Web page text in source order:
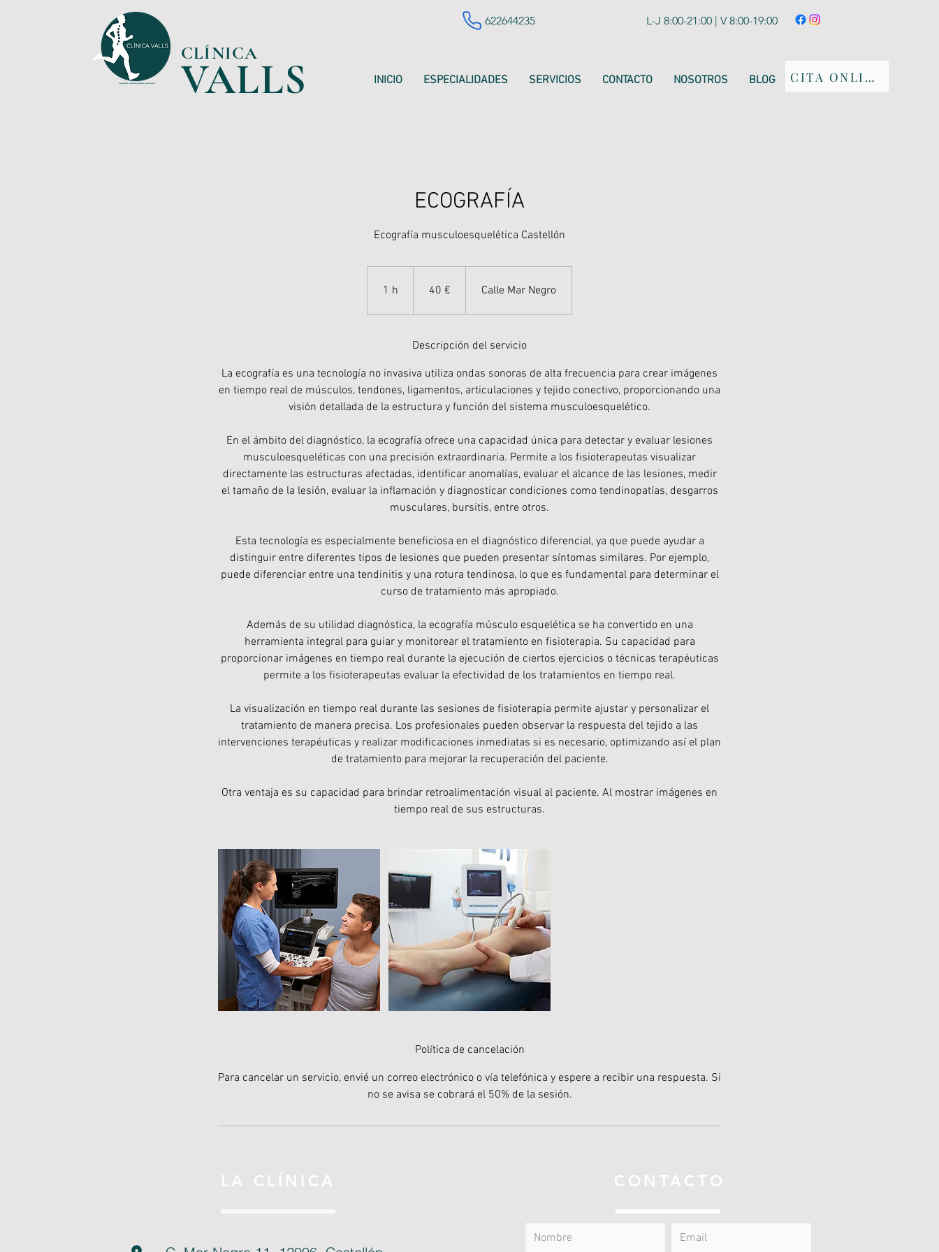
622644235 L-J 8:00-21:00 | V 8:00-19:00
CLÍNICA
VALLS INICIO ESPECIALIDADES SERVICIOS CONTACTO NOSOTROS BLOG CITA ONLINE
ECOGRAFÍA
Ecografía musculoesquelética Castellón
1 h 40 € Calle Mar Negro
Descripción del servicio
La ecografía es una tecnología no invasiva utiliza ondas sonoras de alta frecuencia para crear imágenes
en tiempo real de músculos, tendones, ligamentos, articulaciones y tejido conectivo, proporcionando una
visión detallada de la estructura y función del sistema musculoesquelético.
En el ámbito del diagnóstico, la ecografía ofrece una capacidad única para detectar y evaluar lesiones
musculoesqueléticas con una precisión extraordinaria. Permite a los fisioterapeutas visualizar
directamente las estructuras afectadas, identificar anomalías, evaluar el alcance de las lesiones, medir
el tamaño de la lesión, evaluar la inflamación y diagnosticar condiciones como tendinopatías, desgarros
musculares, bursitis, entre otros.
Esta tecnología es especialmente beneficiosa en el diagnóstico diferencial, ya que puede ayudar a
distinguir entre diferentes tipos de lesiones que pueden presentar síntomas similares. Por ejemplo,
puede diferenciar entre una tendinitis y una rotura tendinosa, lo que es fundamental para determinar el
curso de tratamiento más apropiado.
Además de su utilidad diagnóstica, la ecografía músculo esquelética se ha convertido en una
herramienta integral para guiar y monitorear el tratamiento en fisioterapia. Su capacidad para
proporcionar imágenes en tiempo real durante la ejecución de ciertos ejercicios o técnicas terapéuticas
permite a los fisioterapeutas evaluar la efectividad de los tratamientos en tiempo real.
La visualización en tiempo real durante las sesiones de fisioterapia permite ajustar y personalizar el
tratamiento de manera precisa. Los profesionales pueden observar la respuesta del tejido a las
intervenciones terapéuticas y realizar modificaciones inmediatas si es necesario, optimizando así el plan
de tratamiento para mejorar la recuperación del paciente.
Otra ventaja es su capacidad para brindar retroalimentación visual al paciente. Al mostrar imágenes en
tiempo real de sus estructuras.
Política de cancelación
Para cancelar un servicio, envié un correo electrónico o vía telefónica y espere a recibir una respuesta. Si
no se avisa se cobrará el 50% de la sesión.
LA CLÍNICA CONTACTO